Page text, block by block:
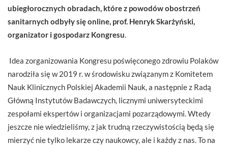
ubiegłorocznych obradach, które z powodów obostrzeń
sanitarnych odbyły się online, prof. Henryk Skarżyński,
organizator i gospodarz Kongresu
Idea zorganizowania Kongresu poświęconego zdrowiu Polaków
narodziła się w 2019 r. w środowisku związanym z Komitetem
Nauk Klinicznych Polskiej Akademii Nauk, a następnie z Radą
Główną Instytutów Badawczych, licznymi uniwersyteckimi
zespołami ekspertów i organizacjami pozarządowymi. Wtedy
jeszcze nie wiedzieliśmy, z jak trudną rzeczywistością będą się
mierzyć nie tylko lekarze czy naukowcy, ale i każdy z nas. To na